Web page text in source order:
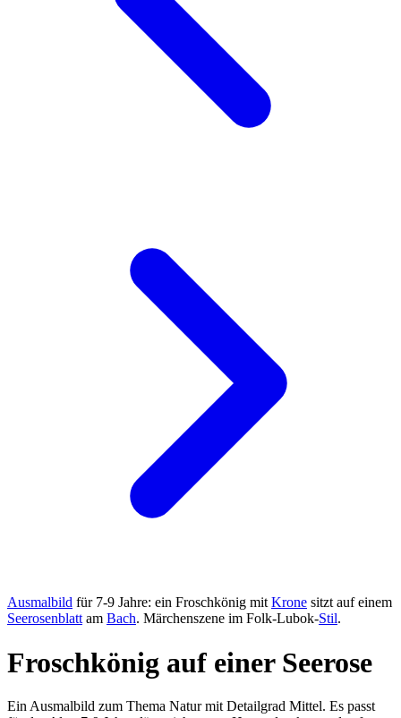
Ausmalbild für 7-9 Jahre: ein Froschkönig mit Krone sitzt auf einem
Seerosenblatt am Bach. Märchenszene im Folk-Lubok-Stil.
Froschkönig auf einer Seerose
Ein Ausmalbild zum Thema Natur mit Detailgrad Mittel. Es passt